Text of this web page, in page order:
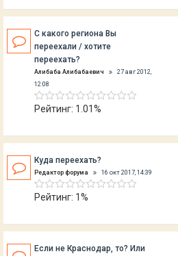
С какого региона Вы
переехали / хотите
переехать?
Алибаба Алибабаевич
27 авг 2012,
12:08
Рейтинг: 1.01%
Куда переехать?
Редактор форума 16 окт 2017, 14:39
Рейтинг: 1%
Если не Краснодар, то? Или